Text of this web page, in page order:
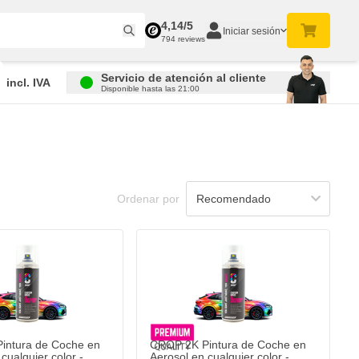
4,14/5
794 reviews
Iniciar sesión
incl. IVA Servicio de atención al cliente
Disponible hasta las 21:00
Ordenar por
de Coche en
CROP 2K Pintura de Coche en